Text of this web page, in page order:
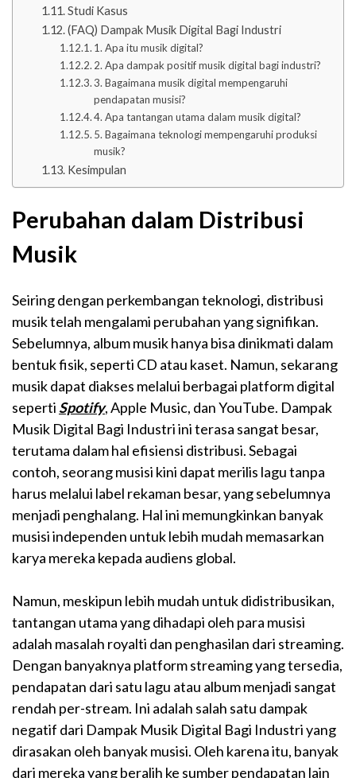
Studi Kasus
(FAQ) Dampak Musik Digital Bagi Industri
1. Apa itu musik digital?
2. Apa dampak positif musik digital bagi industri?
3. Bagaimana musik digital mempengaruhi
pendapatan musisi?
4. Apa tantangan utama dalam musik digital?
5. Bagaimana teknologi mempengaruhi produksi
musik?
Kesimpulan
Perubahan dalam Distribusi
Musik
Seiring dengan perkembangan teknologi, distribusi
musik telah mengalami perubahan yang signifikan.
Sebelumnya, album musik hanya bisa dinikmati dalam
bentuk fisik, seperti CD atau kaset. Namun, sekarang
musik dapat diakses melalui berbagai platform digital
seperti Spotify, Apple Music, dan YouTube. Dampak
Musik Digital Bagi Industri ini terasa sangat besar,
terutama dalam hal efisiensi distribusi. Sebagai
contoh, seorang musisi kini dapat merilis lagu tanpa
harus melalui label rekaman besar, yang sebelumnya
menjadi penghalang. Hal ini memungkinkan banyak
musisi independen untuk lebih mudah memasarkan
karya mereka kepada audiens global.
Namun, meskipun lebih mudah untuk didistribusikan,
tantangan utama yang dihadapi oleh para musisi
adalah masalah royalti dan penghasilan dari streaming.
Dengan banyaknya platform streaming yang tersedia,
pendapatan dari satu lagu atau album menjadi sangat
rendah per-stream. Ini adalah salah satu dampak
negatif dari Dampak Musik Digital Bagi Industri yang
dirasakan oleh banyak musisi. Oleh karena itu, banyak
dari mereka yang beralih ke sumber pendapatan lain